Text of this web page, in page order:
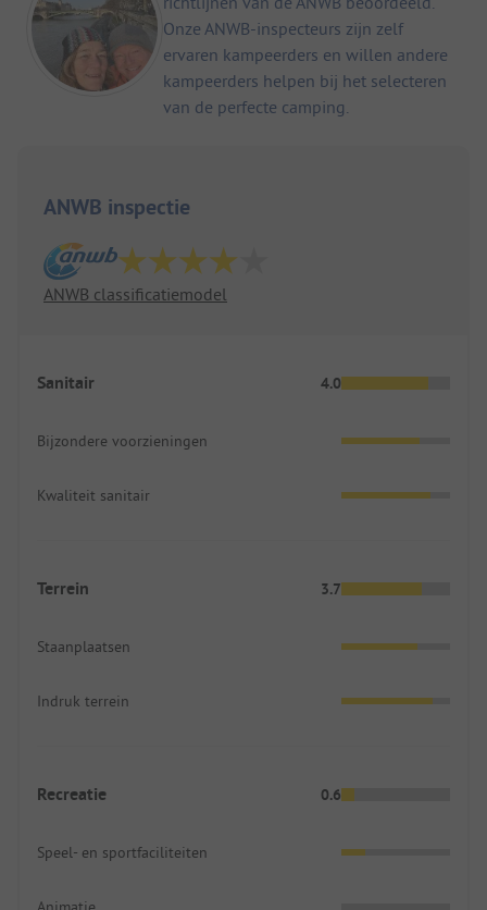
Onze ANWB-inspecteurs zijn zelf
ervaren kampeerders en willen andere
kampeerders helpen bij het selecteren
van de perfecte camping.
ANWB inspectie
ANWB classificatiemodel
Sanitair 4.0
Bijzondere voorzieningen
Kwaliteit sanitair
Terrein 3.7
Staanplaatsen
Indruk terrein
Recreatie 0.6
Speel- en sportfaciliteiten